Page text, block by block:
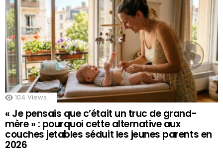
104 Views
« Je pensais que c’était un truc de grand-
mère » : pourquoi cette alternative aux
couches jetables séduit les jeunes parents en
2026